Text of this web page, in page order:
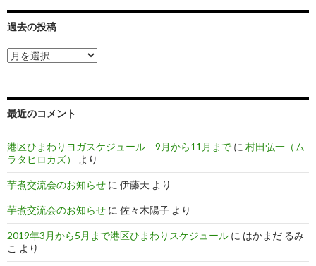
過去の投稿
過
去
最近のコメント
港区ひまわりヨガスケジュール 9月から11月まで に 村田弘一（ム
ラタヒロカズ）
より
芋煮交流会のお知らせ に 伊藤天 より
芋煮交流会のお知らせ に 佐々木陽子 より
2019年3月から5月まで港区ひまわりスケジュール に はかまだ るみ
こ より